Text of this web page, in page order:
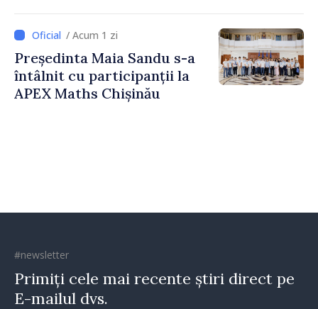
Strategică și Contracarare a
Dezinformării
/ Acum 1 zi
Președinta Maia Sandu s-a
întâlnit cu participanții la
APEX Maths Chișinău
#newsletter
Primiți cele mai recente știri direct pe
E-mailul dvs.